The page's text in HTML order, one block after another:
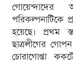
গোয়েন্দাদের
পরিকল্পনাটিকে
হয়েছে। প্রথম
ছাত্রলীগের গোপন
চোরাগোপ্তা